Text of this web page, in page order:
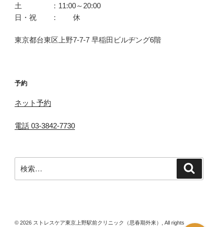
土 ：11:00～20:00
日・祝 ： 休
東京都台東区上野7-7-7 早稲田ビルヂング6階
予約
ネット予約
電話 03-3842-7730
索:
© 2026 ストレスケア東京上野駅前クリニック（思春期外来）, All rights